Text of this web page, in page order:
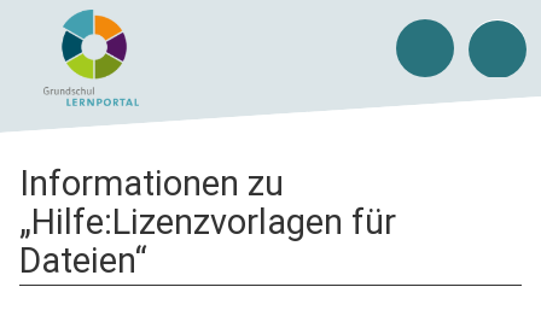
Informationen zu
„Hilfe:Lizenzvorlagen für
Dateien“